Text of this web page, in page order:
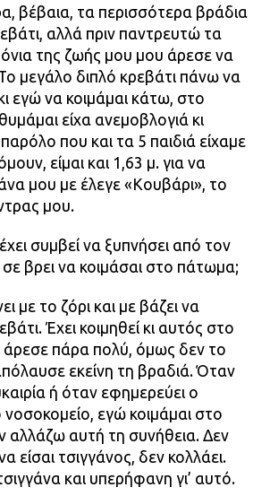
βέβαια, τα περισσότερα βράδια
αλλά πριν παντρευτώ τα
της ζωής μου μου άρεσε να
μεγάλο διπλό κρεβάτι πάνω να
εγώ να κοιμάμαι κάτω, στο
είχα ανεμοβλογιά κι
που και τα 5 παιδιά είχαμε
είμαι και 1,63 μ. για να
μου με έλεγε «Κουβάρι», το
μου.
συμβεί να ξυπνήσει από τον
βρει να κοιμάσαι στο πάτωμα;
με το ζόρι και με βάζει να
Έχει κοιμηθεί κι αυτός στο
άρεσε πάρα πολύ, όμως δεν το
εκείνη τη βραδιά. Όταν
ή όταν εφημερεύει ο
εγώ κοιμάμαι στο
αλλάζω αυτή τη συνήθεια. Δεν
είσαι τσιγγάνος, δεν κολλάει.
και υπερήφανη γι’ αυτό.